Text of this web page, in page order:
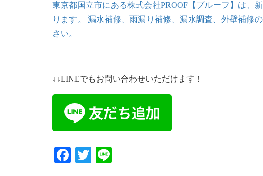
東京都国立市にある株式会社PROOF【プルーフ】は、
ります。 漏水補修、雨漏り補修、漏水調査、外壁補修
さい。
↓↓LINEでもお問い合わせいただけます！
Facebook
Twitter